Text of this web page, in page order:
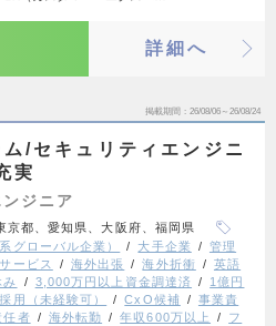
詳細へ
掲載期間 26/08/06～26/08/24
/セキュリティエンジニ
実
ジニア
京都、愛知県、大阪府、福岡県
グローバル企業） 大手企業
管理
ービス 海外出張 海外折衝
英語
み 3,000万円以上資金調達済
1億円
用（未経験可） CxO候補
事業責
任者 海外転勤 年収600万以上
フ